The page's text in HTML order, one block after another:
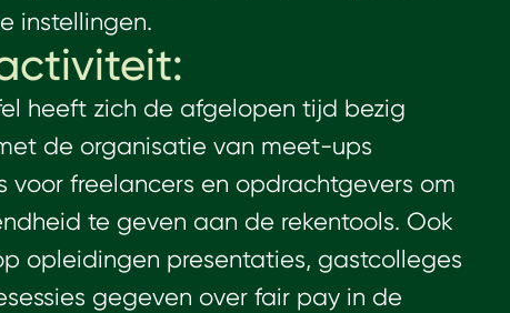
instellingen.
heeft zich de afgelopen tijd bezig
de organisatie van meet-ups
voor freelancers en opdrachtgevers om
te geven aan de rekentools. Ook
opleidingen presentaties, gastcolleges
gegeven over fair pay in de